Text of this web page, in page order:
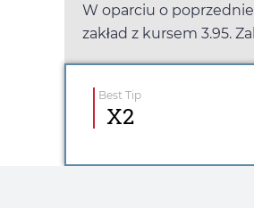
W oparciu o
zakład z kursem 3.95.
Best Tip
X2